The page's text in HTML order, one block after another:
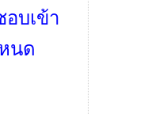
บเข้า
นด